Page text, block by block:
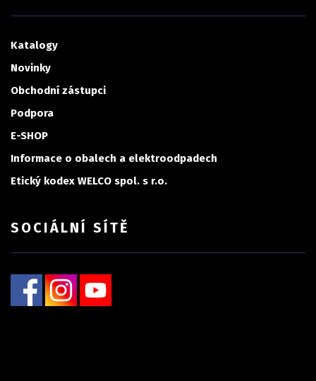
Katalogy
Novinky
Obchodní zástupci
Podpora
E-SHOP
Informace o obalech a elektroodpadech
Etický kodex WELCO spol. s r.o.
SOCIÁLNÍ SÍTĚ